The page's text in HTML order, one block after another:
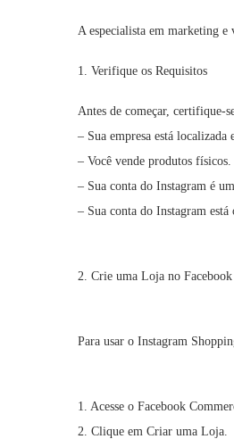
A especialista em marketing e
1. Verifique os Requisitos
Antes de começar, certifique-
– Sua empresa está
– Você vende produtos físicos.
– Sua conta do Instagram é
– Sua conta do Instagram está
2. Crie uma Loja no Facebook
Para usar o Instagram
1. Acesse o Facebook
2. Clique em Criar uma Loja.